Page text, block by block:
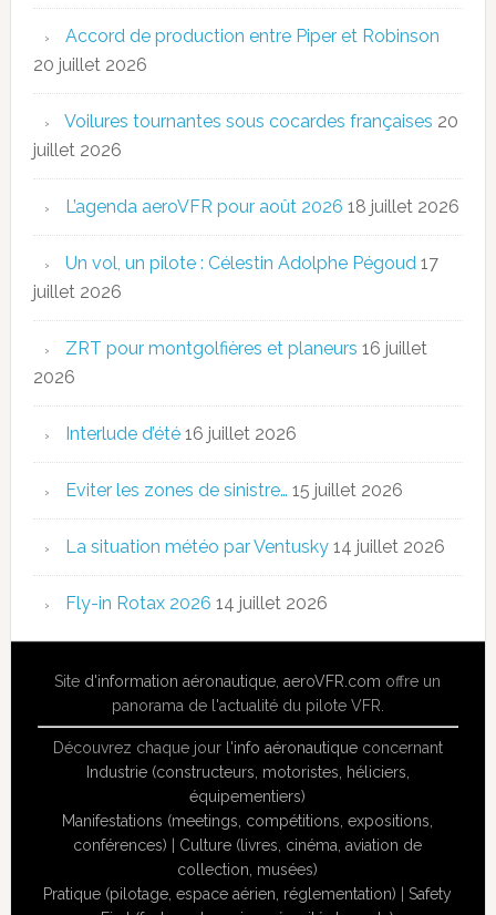
Accord de production entre Piper et Robinson
20 juillet 2026
Voilures tournantes sous cocardes françaises 20
juillet 2026
L’agenda aeroVFR pour août 2026 18 juillet 2026
Un vol, un pilote : Célestin Adolphe Pégoud 17
juillet 2026
ZRT pour montgolfières et planeurs 16 juillet
2026
Interlude d’été 16 juillet 2026
Eviter les zones de sinistre… 15 juillet 2026
La situation météo par Ventusky 14 juillet 2026
Fly-in Rotax 2026 14 juillet 2026
Site d'information aéronautique,aeroVFR.com offre un
panorama de l'actualité du pilote VFR.
Découvrez chaque jour l'info aéronautiqueconcernant
Industrie (constructeurs, motoristes, héliciers,
équipementiers)
Manifestations (meetings, compétitions, expositions,
conférences)
Culture (livres, cinéma, aviation de
collection, musées)
Pratique (pilotage, espace aérien, réglementation) |Safety